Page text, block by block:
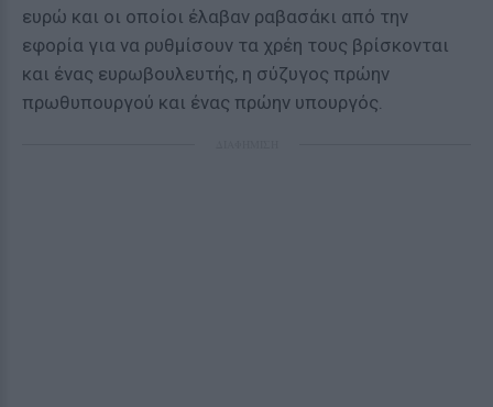
ευρώ και οι οποίοι έλαβαν ραβασάκι από την
εφορία για να ρυθμίσουν τα χρέη τους βρίσκονται
και ένας ευρωβουλευτής, η σύζυγος πρώην
πρωθυπουργού και ένας πρώην υπουργός.